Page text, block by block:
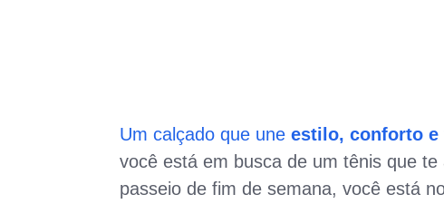
Um calçado que une estilo, conforto e
você está em busca de um tênis que
passeio de fim de semana, você está